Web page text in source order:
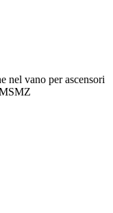
nel vano per ascensori